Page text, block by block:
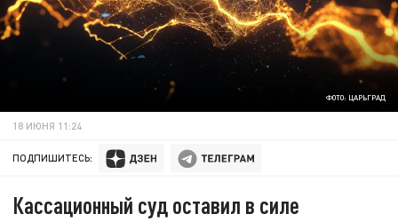
ФОТО: ЦАРЬГРАД
18 ИЮНЯ 11:24
ПОДПИШИТЕСЬ:
Кассационный суд оставил в силе